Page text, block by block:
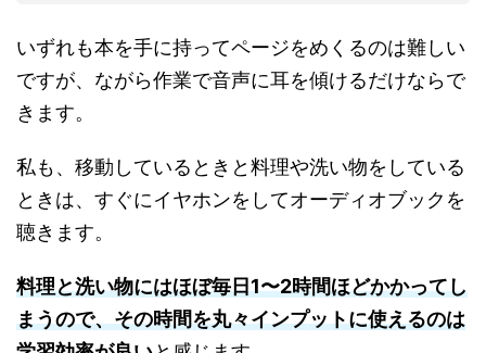
いずれも本を手に持ってページをめくるのは難しい
ですが、ながら作業で音声に耳を傾けるだけならで
きます。
私も、移動しているときと料理や洗い物をしている
ときは、すぐにイヤホンをしてオーディオブックを
聴きます。
料理と洗い物にはほぼ毎日1〜2時間ほどかかってし
まうので、その時間を丸々インプットに使えるのは